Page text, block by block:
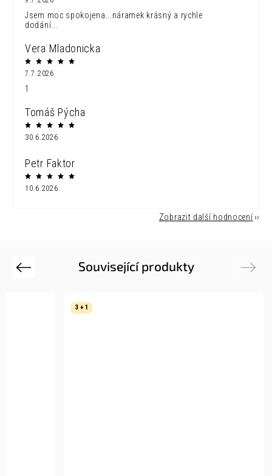
Jsem moc spokojena...náramek krásný a rychle
dodání...
Vera Mladonicka
7.7.2026
1
Tomáš Pýcha
30.6.2026
Petr Faktor
10.6.2026
Zobrazit další hodnocení
Související produkty
Previous
3 + 1
Next